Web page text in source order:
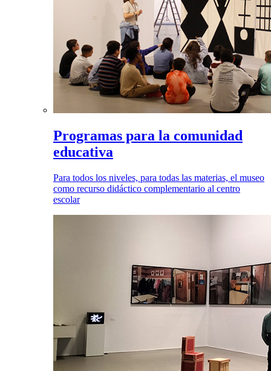
Programas para la comunidad
educativa
Para todos los niveles, para todas las materias, el museo
como recurso didáctico complementario al centro
escolar